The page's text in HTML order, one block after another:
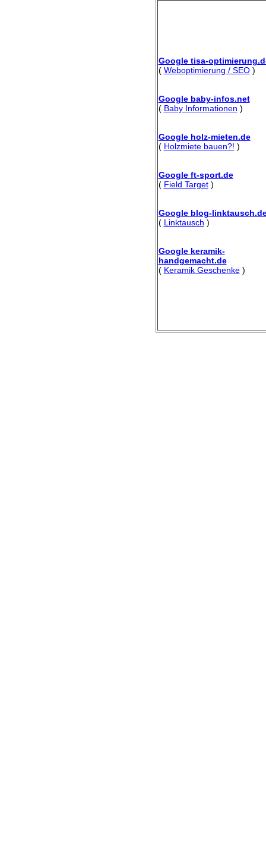
Google tisa-
( Weboptimierung / SEO)
Google baby-infos.net
( Baby Informationen )
Google holz-mieten.de
( Holzmiete bauen?! )
Google ft-sport.de
( Field Target)
Google blog-
( Linktausch )
Google keramik-
handgemacht.de
( Keramik Geschenke)